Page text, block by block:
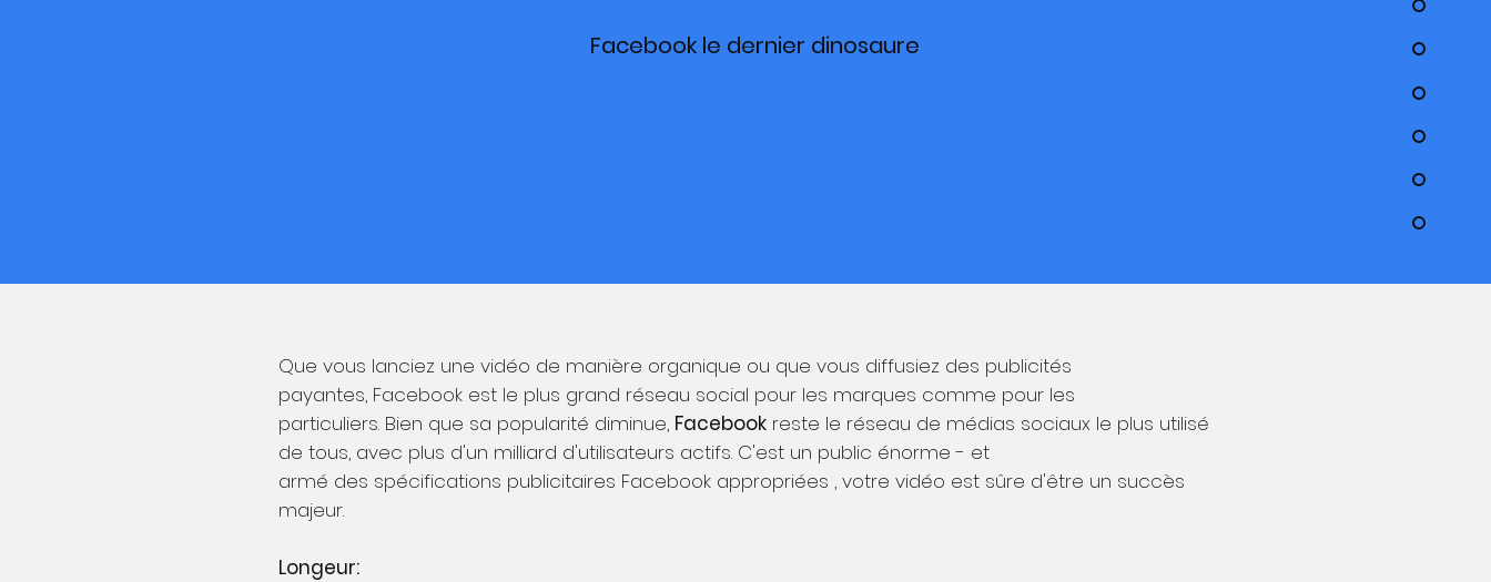
Facebook le dernier dinosaure
Que vous lanciez une vidéo de manière organique ou que vous diffusiez des publicités
payantes, Facebook est le plus grand réseau social pour les marques comme pour les
particuliers. Bien que sa popularité diminue, Facebook reste le réseau de médias sociaux le plus utilisé
de tous, avec plus d'un milliard d'utilisateurs actifs. C'est un public énorme - et
armé des spécifications publicitaires Facebook appropriées , votre vidéo est sûre d'être un succès
majeur.
Longeur: